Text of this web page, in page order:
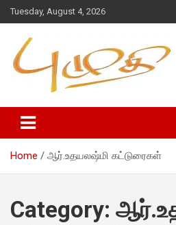
Tuesday, August 4, 2026
Home ஆர்.உதயலஷ்மி கட்டுரைகள்
Category: